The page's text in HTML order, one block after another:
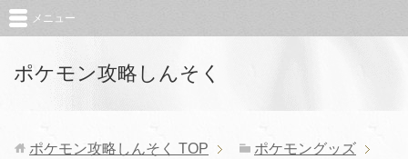
ポケモン攻略しんそく
メニュー
ポケモン攻略しんそく TOP ポケモングッズ